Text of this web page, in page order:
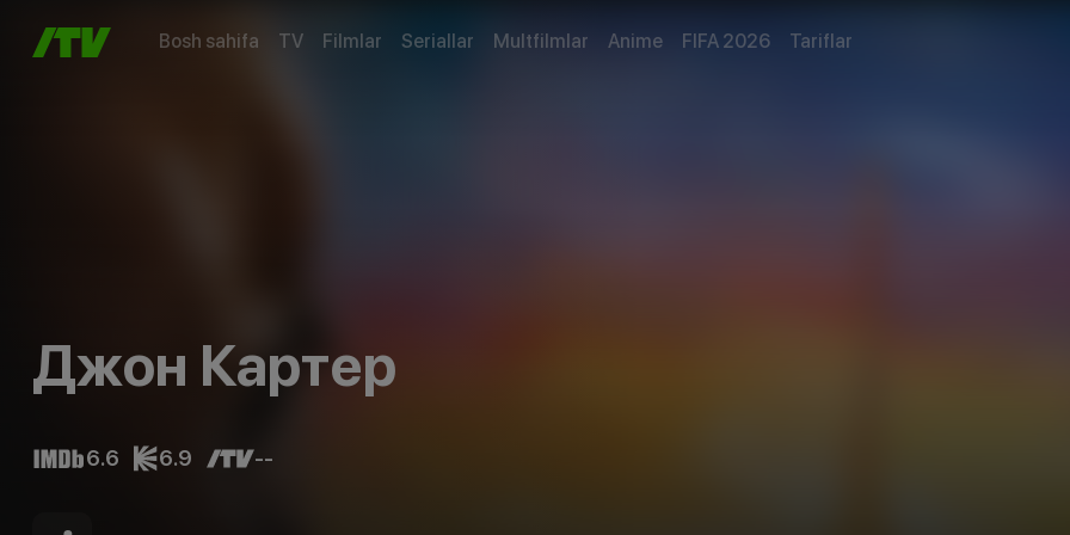
Bosh sahifa TV Filmlar Seriallar Multfilmlar Anime FIFA 2026 Tariflar
Джон Картер
6.6 6.9 --